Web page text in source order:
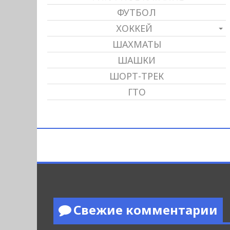
ФУТБОЛ
ХОККЕЙ
ШАХМАТЫ
ШАШКИ
ШОРТ-ТРЕК
ГТО
Свежие комментарии